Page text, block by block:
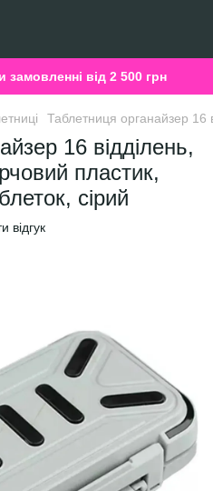
від 2 500 грн
Таблетниця органайзер 16
16 відділень,
пластик,
сірий
відгук